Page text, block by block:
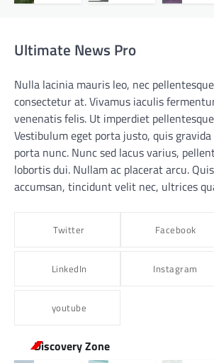
Ultimate News Pro
Nulla lacinia mauris leo, nec
consectetur at. Vivamus iaculis
venenatis felis. Ut imperdiet
Vestibulum eget porta justo, quis
porta nunc. Nunc sed lacus varius,
lobortis dui. Nullam ac placerat arcu.
accumsan, tincidunt velit nec, ultrices
Twitter Facebook
LinkedIn Instagram
youtube
Discovery Zone